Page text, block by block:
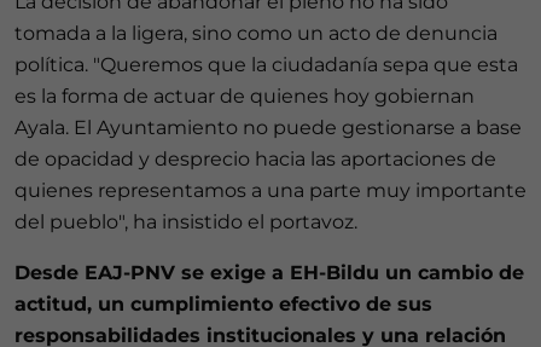
tomada a la ligera, sino como un acto de denuncia
política. "Queremos que la ciudadanía sepa que esta
es la forma de actuar de quienes hoy gobiernan
Ayala. El Ayuntamiento no puede gestionarse a base
de opacidad y desprecio hacia las aportaciones de
quienes representamos a una parte muy importante
del pueblo", ha insistido el portavoz.
Desde EAJ-PNV se exige a EH-Bildu un cambio de
actitud, un cumplimiento efectivo de sus
responsabilidades institucionales y una relación